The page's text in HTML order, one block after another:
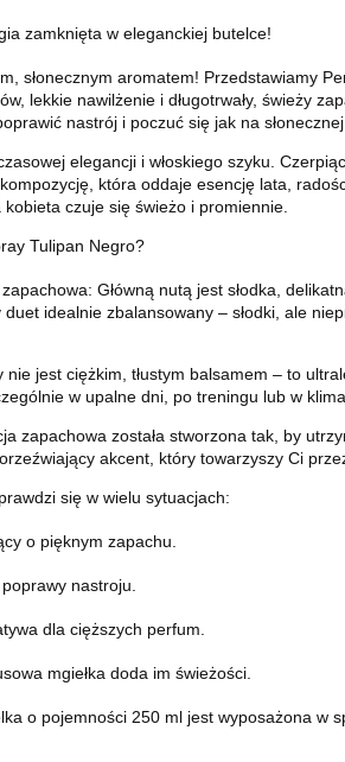
zamknięta w eleganckiej butelce!
słonecznym aromatem! Przedstawiamy
lekkie nawilżenie i długotrwały, świeży
nastrój i poczuć się jak na słonecznej
elegancji i włoskiego szyku.
która oddaje esencję lata,
czuje się świeżo i promiennie.
Tulipan Negro?
Główną nutą jest słodka,
idealnie zbalansowany – słodki, ale
jest ciężkim, tłustym balsamem – to
w upalne dni, po treningu lub w
zapachowa została stworzona tak, by
akcent, który towarzyszy Ci przez
się w wielu sytuacjach:
o pięknym zapachu.
nastroju.
dla cięższych perfum.
mgiełka doda im świeżości.
o pojemności 250 ml jest wyposażona w